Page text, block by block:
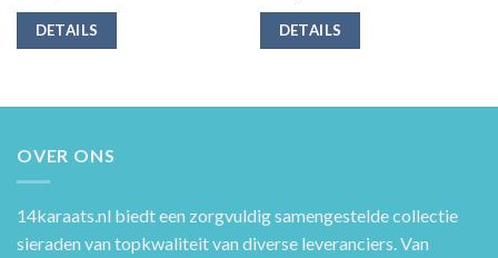
DETAILS DETAILS
OVER ONS
14karaats.nl biedt een zorgvuldig samengestelde collectie
sieraden van topkwaliteit van diverse leveranciers. Van